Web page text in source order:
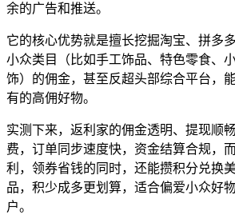
余的广告和推送。
它的核心优势就是擅长挖掘淘宝、拼多
小众类目（比如手工饰品、特色零食、
饰）的佣金，甚至反超头部综合平台，
有的高佣好物。
实测下来，返利家的佣金透明、提现顺
费，订单同步速度快，资金结算合规，
利，领券省钱的同时，还能攒积分兑换
品，积少成多更划算，适合偏爱小众好
户。